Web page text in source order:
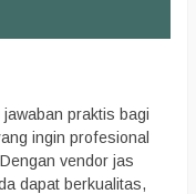
praktis bagi
ingin profesional
Dengan vendor jas
dapat berkualitas,